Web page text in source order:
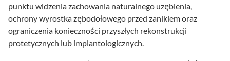
punktu widzenia zachowania naturalnego uzębienia,
ochrony wyrostka zębodołowego przed zanikiem oraz
ograniczenia konieczności przyszłych rekonstrukcji
protetycznych lub implantologicznych.